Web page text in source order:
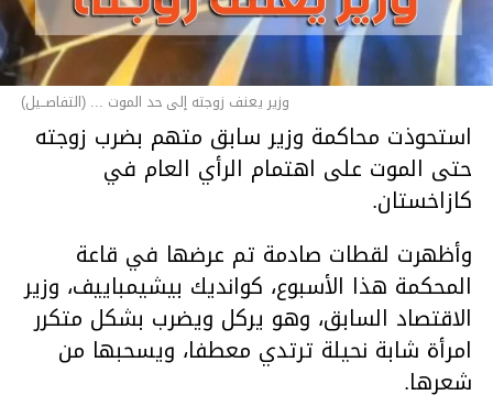
وزير يعنف زوجته إلى حد الموت ... (التفاصــيل)
استحوذت محاكمة وزير سابق متهم بضرب زوجته
حتى الموت على اهتمام الرأي العام في
كازاخستان.
وأظهرت لقطات صادمة تم عرضها في قاعة
المحكمة هذا الأسبوع، كوانديك بيشيمباييف، وزير
الاقتصاد السابق، وهو يركل ويضرب بشكل متكرر
امرأة شابة نحيلة ترتدي معطفا، ويسحبها من
شعرها.